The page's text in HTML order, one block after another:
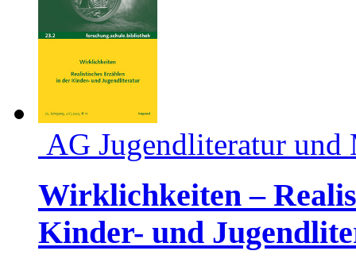
AG Jugendliteratur und
Wirklichkeiten –
Kinder- und